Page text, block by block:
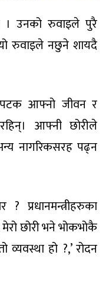
। उनको रुवाइले पुरै
रुवाइले नछुने शायदै
पटक आफ्नो जीवन र
आफ्नी छोरीले
नागरिकसरह पढ्न
? प्रधानमन्त्रीहरुका
मेरो छोरी भने भोकभोकै
व्यवस्था हो ?,’ रोदन